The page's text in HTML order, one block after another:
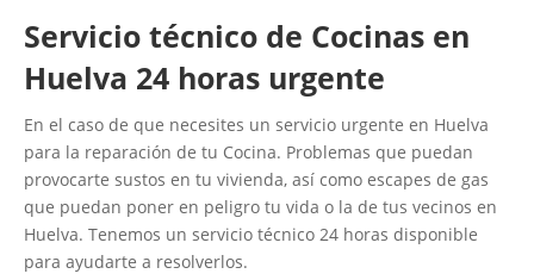
Servicio técnico de Cocinas en
Huelva 24 horas urgente
En el caso de que necesites un servicio urgente en Huelva
para la reparación de tu Cocina. Problemas que puedan
provocarte sustos en tu vivienda, así como escapes de gas
que puedan poner en peligro tu vida o la de tus vecinos en
Huelva. Tenemos un servicio técnico 24 horas disponible
para ayudarte a resolverlos.